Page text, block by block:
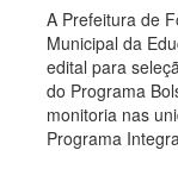
A Prefeitura de
Municipal da
edital para
do Programa
monitoria nas
Programa